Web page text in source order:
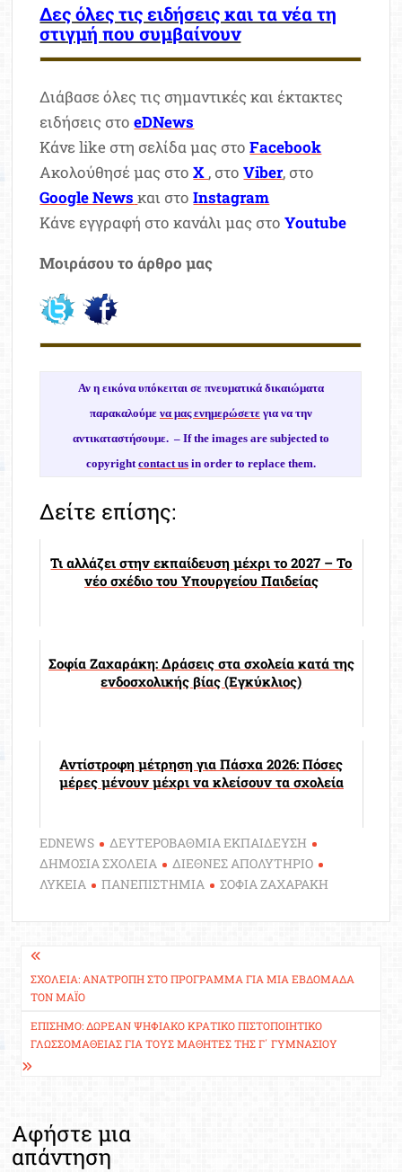
Δες όλες τις ειδήσεις και τα νέα τη
στιγμή που συμβαίνουν
Διάβασε όλες τις σημαντικές και έκτακτες
ειδήσεις στοeDNews
Κάνε like στη σελίδα μας στοFacebook
Ακολούθησέ μας στοX , στοViber, στο
Google News και στοInstagram
Κάνε εγγραφή στο κανάλι μας στοYoutube
Μοιράσου το άρθρο μας
Αν η εικόνα υπόκειται σε πνευματικά δικαιώματα
παρακαλούμε να μας ενημερώσετεγια να την
αντικαταστήσουμε. – If the images are subjected to
copyright contact usin order to replace them.
Δείτε επίσης:
Τι αλλάζει στην εκπαίδευση μέχρι το 2027 – Το
νέο σχέδιο του Υπουργείου Παιδείας
Σοφία Ζαχαράκη: Δράσεις στα σχολεία κατά της
ενδοσχολικής βίας (Εγκύκλιος)
Αντίστροφη μέτρηση για Πάσχα 2026: Πόσες
μέρες μένουν μέχρι να κλείσουν τα σχολεία
EDNEWS
ΔΕΥΤΕΡΟΒΑΘΜΙΑ ΕΚΠΑΙΔΕΥΣΗ
ΔΗΜΟΣΙΑ ΣΧΟΛΕΙΑ
ΔΙΕΘΝΕΣ ΑΠΟΛΥΤΗΡΙΟ
ΛΥΚΕΙΑ
ΠΑΝΕΠΙΣΤΗΜΙΑ ΣΟΦΙΑ ΖΑΧΑΡΑΚΗ
Πλοήγηση
άρθρων
ΣΧΟΛΕΊΑ: ΑΝΑΤΡΟΠΉ ΣΤΟ ΠΡΌΓΡΑΜΜΑ ΓΙΑ ΜΊΑ ΕΒΔΟΜΆΔΑ
ΤΟΝ ΜΆΙΟ
ΕΠΊΣΗΜΟ: ΔΩΡΕΆΝ ΨΗΦΙΑΚΌ ΚΡΑΤΙΚΌ ΠΙΣΤΟΠΟΙΗΤΙΚΌ
ΓΛΩΣΣΟΜΆΘΕΙΑΣ ΓΙΑ ΤΟΥΣ ΜΑΘΗΤΈΣ ΤΗΣ Γ΄ ΓΥΜΝΑΣΊΟΥ
Αφήστε μια
απάντηση